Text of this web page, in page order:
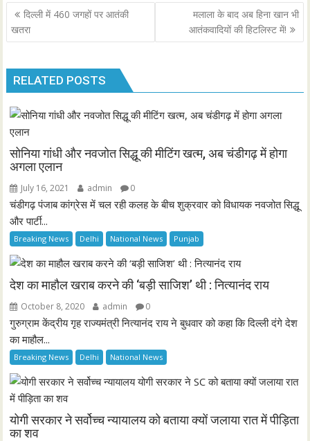
Post
navigation
दिल्ली में 460 जगहों पर आतंकी
खतरा
मलाला के बाद अब हिना खान भी
आतंकवादियों की हिटलिस्ट में!
RELATED POSTS
सोनिया गांधी और नवजोत सिद्धू की मीटिंग खत्म, अब चंडीगढ़ में होगा
अगला एलान
July 16, 2021 admin 0
चंडीगढ़ पंजाब कांग्रेस में चल रही कलह के बीच शुक्रवार को विधायक नवजोत सिद्धू
और पार्टी...
Breaking News Delhi National News Punjab
देश का माहौल खराब करने की ‘बड़ी साजिश’ थी : नित्यानंद राय
October 8, 2020 admin 0
गुरुग्राम केंद्रीय गृह राज्यमंत्री नित्यानंद राय ने बुधवार को कहा कि दिल्ली दंगे देश
का माहौल...
Breaking News Delhi National News
योगी सरकार ने सर्वोच्च न्यायालय को बताया क्यों जलाया रात में पीड़िता
का शव